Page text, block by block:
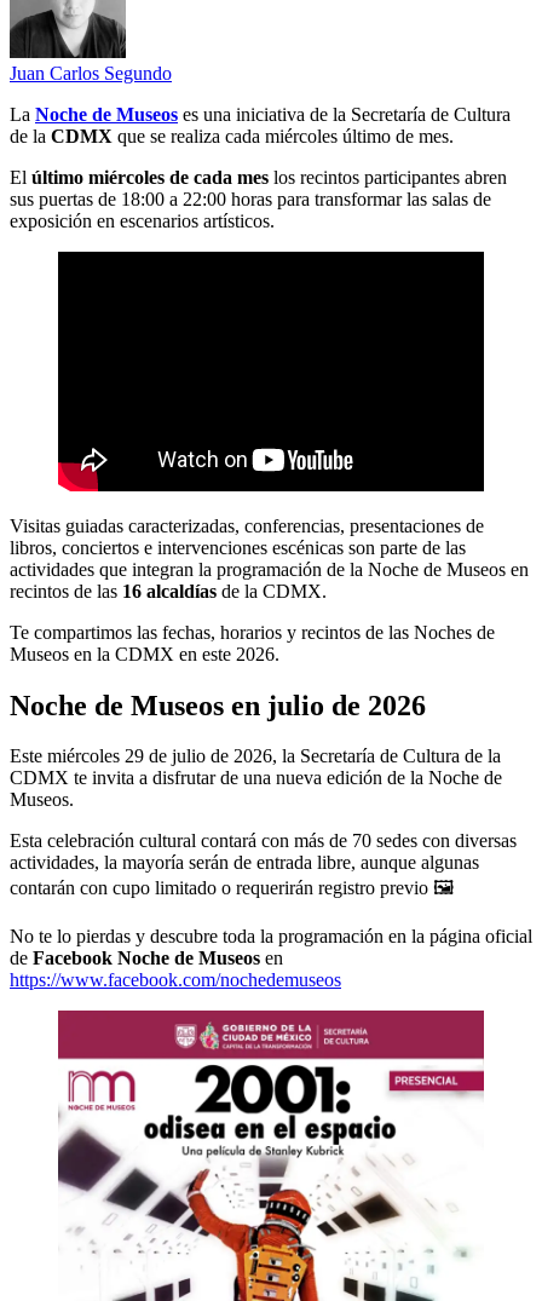
Juan Carlos Segundo
La Noche de Museos es una iniciativa de la Secretaría de Cultura
de la CDMX que se realiza cada miércoles último de mes.
El último miércoles de cada mes los recintos participantes abren
sus puertas de 18:00 a 22:00 horas para transformar las salas de
exposición en escenarios artísticos.
Visitas guiadas caracterizadas, conferencias, presentaciones de
libros, conciertos e intervenciones escénicas son parte de las
actividades que integran la programación de la Noche de Museos en
recintos de las 16 alcaldías de la CDMX.
Te compartimos las fechas, horarios y recintos de las Noches de
Museos en la CDMX en este 2026.
Noche de Museos en julio de 2026
Este miércoles 29 de julio de 2026, la Secretaría de Cultura de la
CDMX te invita a disfrutar de una nueva edición de la Noche de
Museos.
Esta celebración cultural contará con más de 70 sedes con diversas
actividades, la mayoría serán de entrada libre, aunque algunas
contarán con cupo limitado o requerirán registro previo 🖼️
No te lo pierdas y descubre toda la programación en la página oficial
de Facebook Noche de Museos en
https://www.facebook.com/nochedemuseos